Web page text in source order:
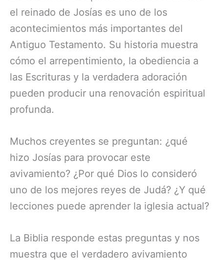
el reinado de Josías es uno de los
acontecimientos más importantes del
Antiguo Testamento. Su historia muestra
cómo el arrepentimiento, la obediencia a
las Escrituras y la verdadera adoración
pueden producir una renovación espiritual
profunda.
Muchos creyentes se preguntan: ¿qué
hizo Josías para provocar este
avivamiento? ¿Por qué Dios lo consideró
uno de los mejores reyes de Judá? ¿Y qué
lecciones puede aprender la iglesia actual?
La Biblia responde estas preguntas y nos
muestra que el verdadero avivamiento